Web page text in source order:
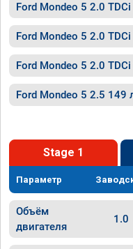
Ford Mondeo 5 2.0
Ford Mondeo 5 2.0
Ford Mondeo 5 2.0
Ford Mondeo 5 2.5 149
Stage 1
Параметр
Объём
двигателя
1.0